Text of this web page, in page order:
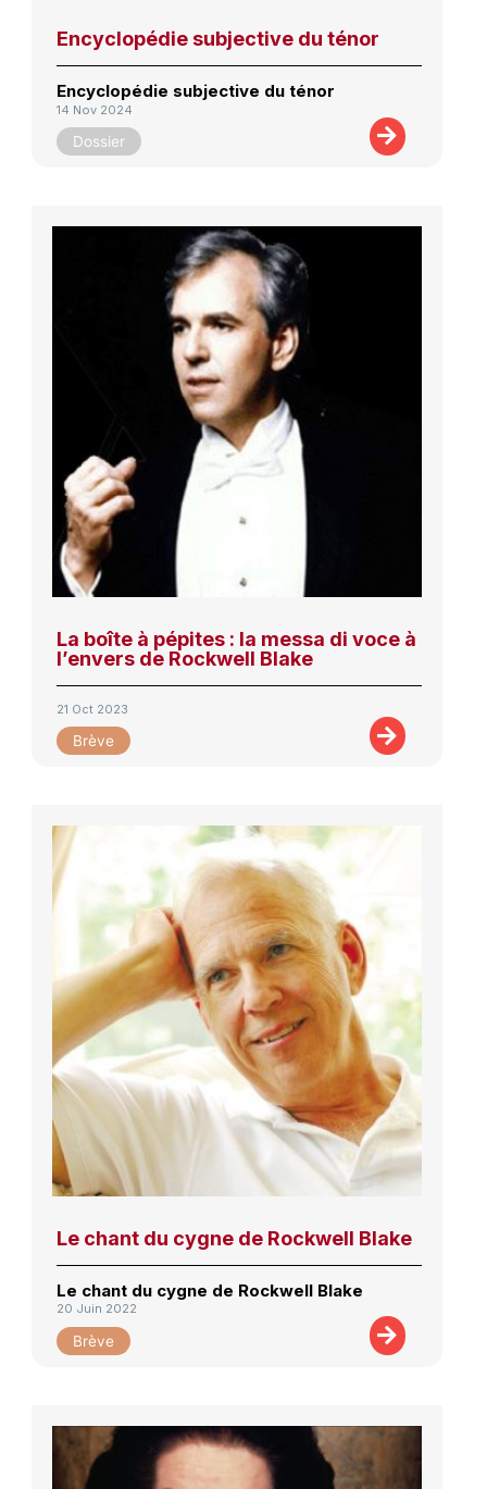
Encyclopédie subjective du ténor
Encyclopédie subjective du ténor
14 Nov 2024
Dossier
La boîte à pépites : la messa di voce à
l’envers de Rockwell Blake
21 Oct 2023
Brève
Le chant du cygne de Rockwell Blake
Le chant du cygne de Rockwell Blake
20 Juin 2022
Brève